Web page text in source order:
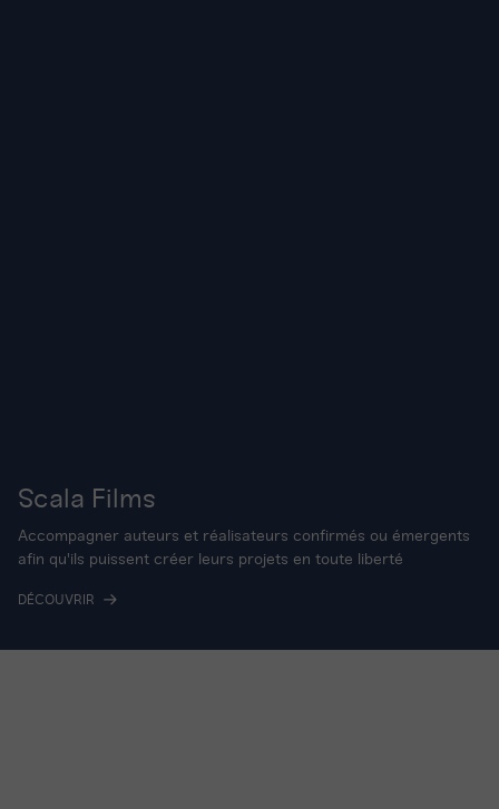
Scala Films
Accompagner auteurs et réalisateurs confirmés ou émergents
afin qu'ils puissent créer leurs projets en toute liberté
DÉCOUVRIR